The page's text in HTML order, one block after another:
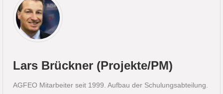
Lars Brückner (Projekte/PM)
AGFEO Mitarbeiter seit 1999. Aufbau der Schulungsabteilung.